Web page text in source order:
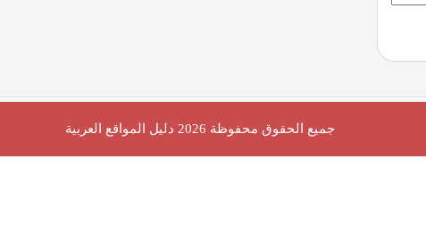
جميع الحقوق محفوظة 2026 دليل المواقع العربية